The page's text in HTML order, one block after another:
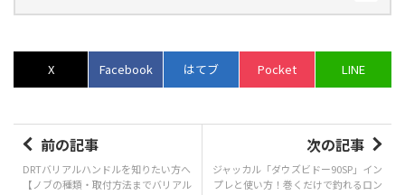
X Facebook はてブ Pocket LINE
前の記事
DRTバリアルハンドルを知りたい方へ
【ノブの種類・取付方法までバリアル
次の記事
ジャッカル「ダウズビドー90SP」イン
プレと使い方！巻くだけで釣れるロン